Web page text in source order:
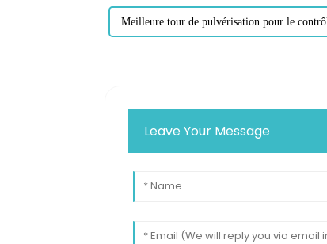
Meilleure tour de pulvérisation pour le
Leave Your Message